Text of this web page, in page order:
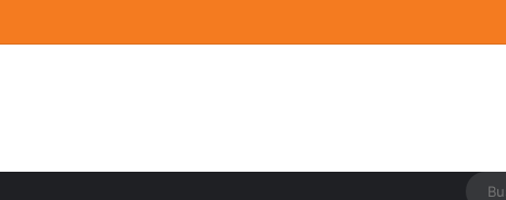
su acervo con nuevas obras de artistas emergentes y consolidados